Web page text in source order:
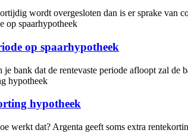
wordt overgesloten dan is er sprake van
op spaarhypotheek
bank dat de rentevaste periode afloopt zal de
hypotheek
werkt dat? Argenta geeft soms extra